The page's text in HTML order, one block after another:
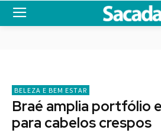
BELEZA E BEM ESTAR
Braé amplia portfólio
para cabelos crespos